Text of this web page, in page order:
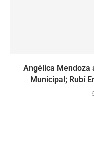
Angélica Mendoza
Municipal; Rubí